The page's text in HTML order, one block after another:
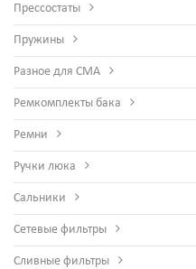
Прессостаты
Пружины
Разное для СМА
Ремкомплекты бака
Ремни
Ручки люка
Сальники
Сетевые фильтры
Сливные фильтры